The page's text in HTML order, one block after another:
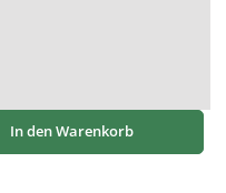
oder benutze die Schaltflächen
In den Warenkorb